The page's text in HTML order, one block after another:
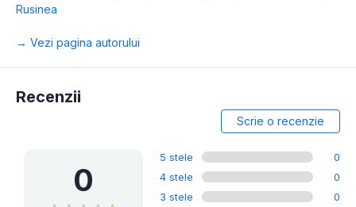
Rusinea
→ Vezi pagina autorului
Recenzii
Scrie o recenzie
0
5 stele
0
4 stele
0
3 stele
0